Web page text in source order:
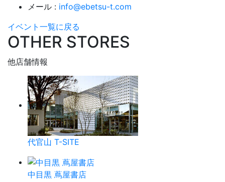
メール : info@ebetsu-t.com
イベント一覧に戻る
OTHER STORES
他店舗情報
代官山 T-SITE
中目黒 蔦屋書店